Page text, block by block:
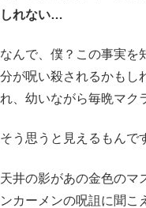
しれない…
なんで、僕？この事実を
分が呪い殺されるかもし
れ、幼いながら毎晩マク
そう思うと見えるもんで
天井の影があの金色のマ
ンカーメンの呪詛に聞こ